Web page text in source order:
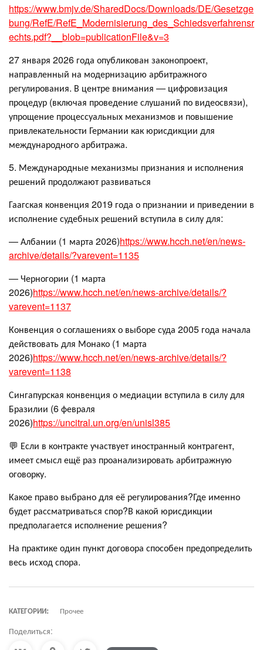
https://www.bmjv.de/SharedDocs/Downloads/DE/Gesetzge
bung/RefE/RefE_Modernisierung_des_Schiedsverfahrensr
echts.pdf?__blob=publicationFile&v=3
27 января 2026 года опубликован законопроект,
направленный на модернизацию арбитражного
регулирования. В центре внимания — цифровизация
процедур (включая проведение слушаний по видеосвязи),
упрощение процессуальных механизмов и повышение
привлекательности Германии как юрисдикции для
международного арбитража.
5. Международные механизмы признания и исполнения
решений продолжают развиваться
Гаагская конвенция 2019 года о признании и приведении в
исполнение судебных решений вступила в силу для:
— Албании (1 марта 2026)https://www.hcch.net/en/news-
archive/details/?varevent=1135
— Черногории (1 марта
2026)https://www.hcch.net/en/news-archive/details/?
varevent=1137
Конвенция о соглашениях о выборе суда 2005 года начала
действовать для Монако (1 марта
2026)https://www.hcch.net/en/news-archive/details/?
varevent=1138
Сингапурская конвенция о медиации вступила в силу для
Бразилии (6 февраля
2026)https://uncitral.un.org/en/unisl385
💬 Если в контракте участвует иностранный контрагент,
имеет смысл ещё раз проанализировать арбитражную
оговорку.
Какое право выбрано для её регулирования?Где именно
будет рассматриваться спор?В какой юрисдикции
предполагается исполнение решения?
На практике один пункт договора способен предопределить
весь исход спора.
КАТЕГОРИИ: Прочее
Поделиться: